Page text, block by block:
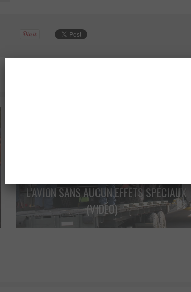
L’AVION SANS AUCUN EFFETS SPÉCIAUX
(VIDÉO)